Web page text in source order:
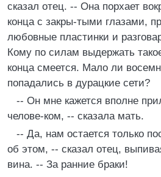
сказал отец. -- Она порхает
конца с закры-тыми глазами,
любовные пластинки и
Кому по силам выдержать
конца смеется. Мало ли
попадались в дурацкие сети?
-- Он мне кажется вполне
челове-ком, -- сказала мать.
-- Да, нам остается только
об этом, -- сказал отец,
вина. -- За ранние браки!